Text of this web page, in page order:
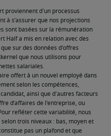
proviennent d'un processus
à s’assurer que nos projections
sont basées sur la rémunération
Half a mis en relation avec des
sur des données d'offres
que nous utilisons pour
salariales.
offert à un nouvel employé dans
selon les compétences,
ainsi que d'autres facteurs
d’affaires de l'entreprise, ou
refléter cette variabilité, nous
trois niveaux : bas, moyen et
pas un plafond et que